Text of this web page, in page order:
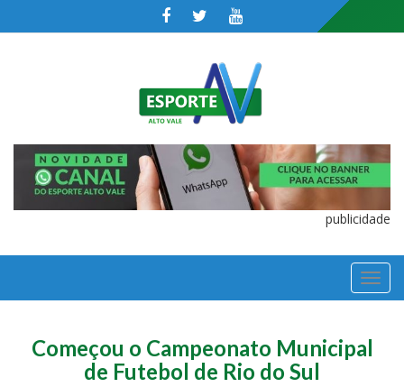
publicidade
Começou o Campeonato Municipal
de Futebol de Rio do Sul